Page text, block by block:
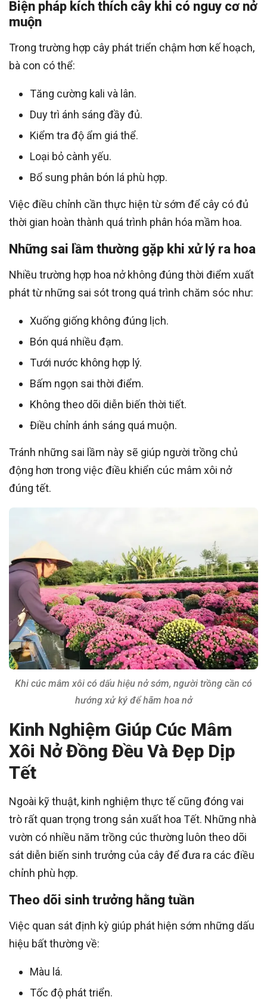
Biện pháp kích thích cây khi có nguy cơ nở
muộn
Trong trường hợp cây phát triển chậm hơn kế hoạch,
bà con có thể:
Tăng cường kali và lân.
Duy trì ánh sáng đầy đủ.
Kiểm tra độ ẩm giá thể.
Loại bỏ cành yếu.
Bổ sung phân bón lá phù hợp.
Việc điều chỉnh cần thực hiện từ sớm để cây có đủ
thời gian hoàn thành quá trình phân hóa mầm hoa.
Những sai lầm thường gặp khi xử lý ra hoa
Nhiều trường hợp hoa nở không đúng thời điểm xuất
phát từ những sai sót trong quá trình chăm sóc như:
Xuống giống không đúng lịch.
Bón quá nhiều đạm.
Tưới nước không hợp lý.
Bấm ngọn sai thời điểm.
Không theo dõi diễn biến thời tiết.
Điều chỉnh ánh sáng quá muộn.
Tránh những sai lầm này sẽ giúp người trồng chủ
động hơn trong việc điều khiển cúc mâm xôi nở
đúng tết.
Khi cúc mâm xôi có dấu hiệu nở sớm, người trồng cần có
hướng xử ký để hãm hoa nở
Kinh Nghiệm Giúp Cúc Mâm
Xôi Nở Đồng Đều Và Đẹp Dịp
Tết
Ngoài kỹ thuật, kinh nghiệm thực tế cũng đóng vai
trò rất quan trọng trong sản xuất hoa Tết. Những nhà
vườn có nhiều năm trồng cúc thường luôn theo dõi
sát diễn biến sinh trưởng của cây để đưa ra các điều
chỉnh phù hợp.
Theo dõi sinh trưởng hằng tuần
Việc quan sát định kỳ giúp phát hiện sớm những dấu
hiệu bất thường về:
Màu lá.
Tốc độ phát triển.